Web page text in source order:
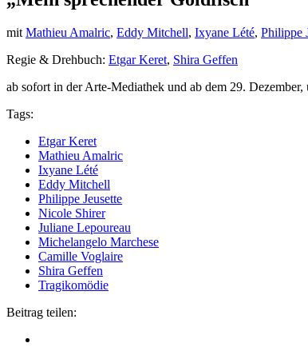
mitMathieu Amalric, Eddy Mitchell, Ixyane Lété, Philippe
Regie & Drehbuch: Etgar Keret, Shira Geffen
ab sofort in der Arte-Mediathek und ab dem 29.
Tags:
Etgar Keret
Mathieu Amalric
Ixyane Lété
Eddy Mitchell
Philippe Jeusette
Nicole Shirer
Juliane Lepoureau
Michelangelo Marchese
Camille Voglaire
Shira Geffen
Tragikomödie
Beitrag teilen: